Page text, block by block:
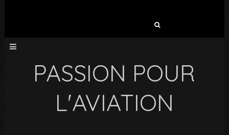
PASSION POUR
L'AVIATION